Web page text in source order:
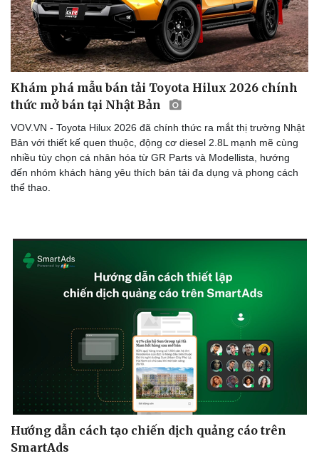
Sức khỏe
Cây thuốc
Sản phụ khoa
Nhi khoa
Nam khoa
Làm đẹp - giảm cân
Đời sống
Blog
Tình yêu - Gia đình
Khám phá mẫu bán tải Toyota Hilux 2026 chính
thức mở bán tại Nhật Bản
VOV.VN - Toyota Hilux 2026 đã chính thức ra mắt thị trường Nhật
Bản với thiết kế quen thuộc, động cơ diesel 2.8L mạnh mẽ cùng
nhiều tùy chọn cá nhân hóa từ GR Parts và Modellista, hướng
đến nhóm khách hàng yêu thích bán tải đa dụng và phong cách
thể thao.
Hướng dẫn cách tạo chiến dịch quảng cáo trên
SmartAds